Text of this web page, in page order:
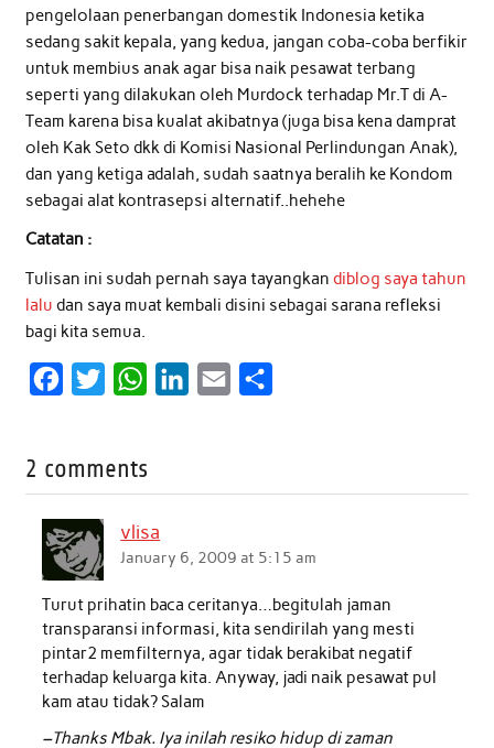
pengelolaan penerbangan domestik Indonesia ketika
sedang sakit kepala, yang kedua, jangan coba-coba berfikir
untuk membius anak agar bisa naik pesawat terbang
seperti yang dilakukan oleh Murdock terhadap Mr.T di A-
Team karena bisa kualat akibatnya (juga bisa kena damprat
oleh Kak Seto dkk di Komisi Nasional Perlindungan Anak),
dan yang ketiga adalah, sudah saatnya beralih ke Kondom
sebagai alat kontrasepsi alternatif..hehehe
Catatan :
Tulisan ini sudah pernah saya tayangkan diblog saya tahun
lalu dan saya muat kembali disini sebagai sarana refleksi
bagi kita semua.
e
o
o
k
t
W
t
A
p
n
2 comments
vlisa
January 6, 2009 at 5:15 am
Turut prihatin baca ceritanya…begitulah jaman
transparansi informasi, kita sendirilah yang mesti
pintar2 memfilternya, agar tidak berakibat negatif
terhadap keluarga kita. Anyway, jadi naik pesawat pul
kam atau tidak? Salam
–Thanks Mbak. Iya inilah resiko hidup di zaman